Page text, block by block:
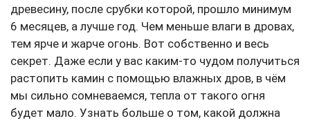
древесину, после срубки которой, прошло минимум
6 месяцев, а лучше год. Чем меньше влаги в дровах,
тем ярче и жарче огонь. Вот собственно и весь
секрет. Даже если у вас каким-то чудом получиться
растопить камин с помощью влажных дров, в чём
мы сильно сомневаемся, тепла от такого огня
будет мало. Узнать больше о том, какой должна